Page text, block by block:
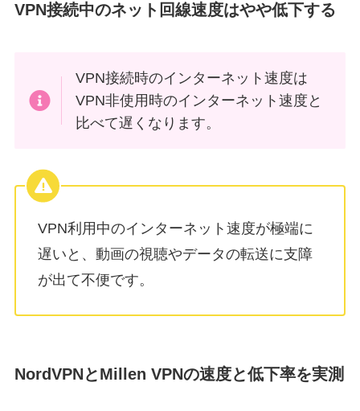
VPN接続中のネット回線速度はやや低下する
VPN接続時のインターネット速度は
VPN非使用時のインターネット速度と
比べて遅くなります。
VPN利用中のインターネット速度が極端に
遅いと、動画の視聴やデータの転送に支障
が出て不便です。
NordVPNとMillen VPNの速度と低下率を実測